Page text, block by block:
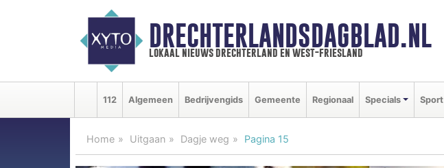
DRECHTERLANDSDAGBLAD.NL
lokaal nieuws drechterland en west-friesland
112 Algemeen Bedrijvengids Gemeente Regionaal Specials Sport
Home Uitgaan Dagje weg Pagina 15